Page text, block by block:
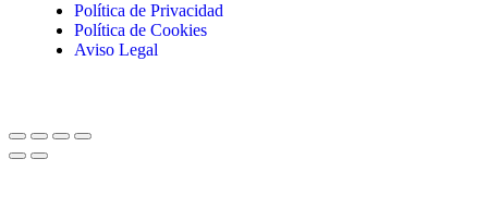
Política de Privacidad
Política de Cookies
Aviso Legal